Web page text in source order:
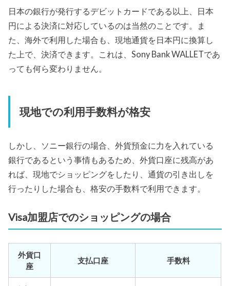
日本の銀行が発行するデビットカードである以上、日本
円による決済に対応しているのは当然のことです。ま
た、海外で利用した場合も、現地通貨を日本円に換算し
た上で、決済できます。これは、Sony Bank WALLETであ
っても何ら変わりません。
現地での利用手数料が格安
しかし、ソニー銀行の場合、外貨預金に力を入れている
銀行であるという事情もあるため、外貨口座に残高があ
れば、現地でショッピングをしたり、通貨の引き出しを
行ったりした場合も、格安の手数料で利用できます。
Visa加盟店でのショッピングの場合
外貨口
座
支払口座 手数料